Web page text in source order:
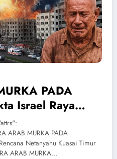
PADA
Israel Raya
Kuasai Timur
ARAB MURKA PADA
Netanyahu Kuasai Timur
ARAB MURKA…